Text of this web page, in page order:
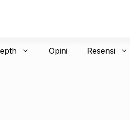
Opini Resensi